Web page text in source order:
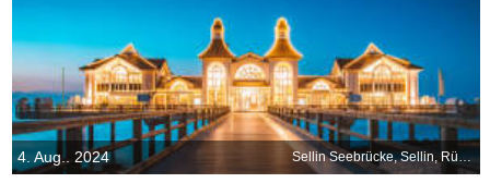
4. Aug.. 2024 Sellin Seebrücke, Sellin, Rügen